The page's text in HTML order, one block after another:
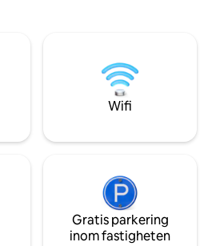
och
tillflykt du
kusten. Beläget
Chania och
från stränderna
Stavros, långt
Wifi
Gratis parkering
inom fastigheten